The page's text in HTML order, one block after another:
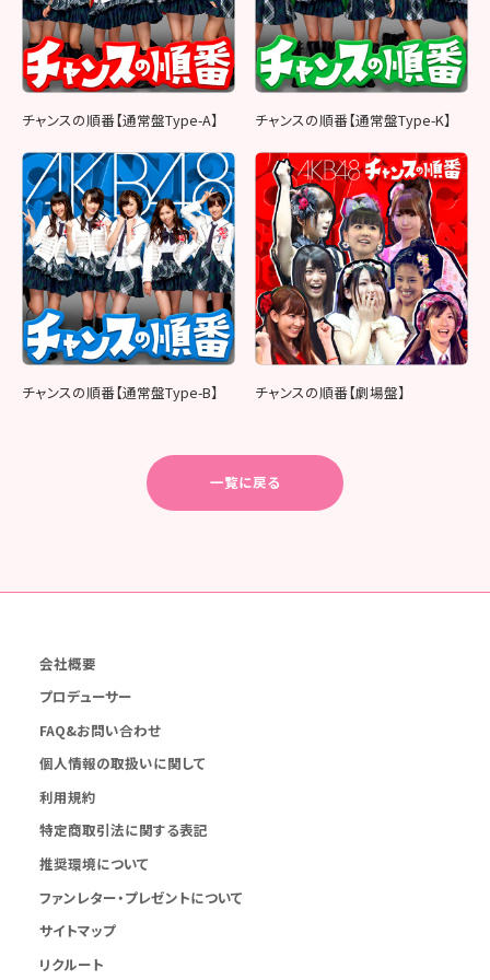
チャンスの順番【通常盤Type-A】 チャンスの順番【通常盤Type-K】
チャンスの順番【通常盤Type-B】 チャンスの順番【劇場盤】
一覧に戻る
会社概要
プロデューサー
FAQ&お問い合わせ
個人情報の取扱いに関して
利用規約
特定商取引法に関する表記
推奨環境について
ファンレター・プレゼントについて
サイトマップ
リクルート